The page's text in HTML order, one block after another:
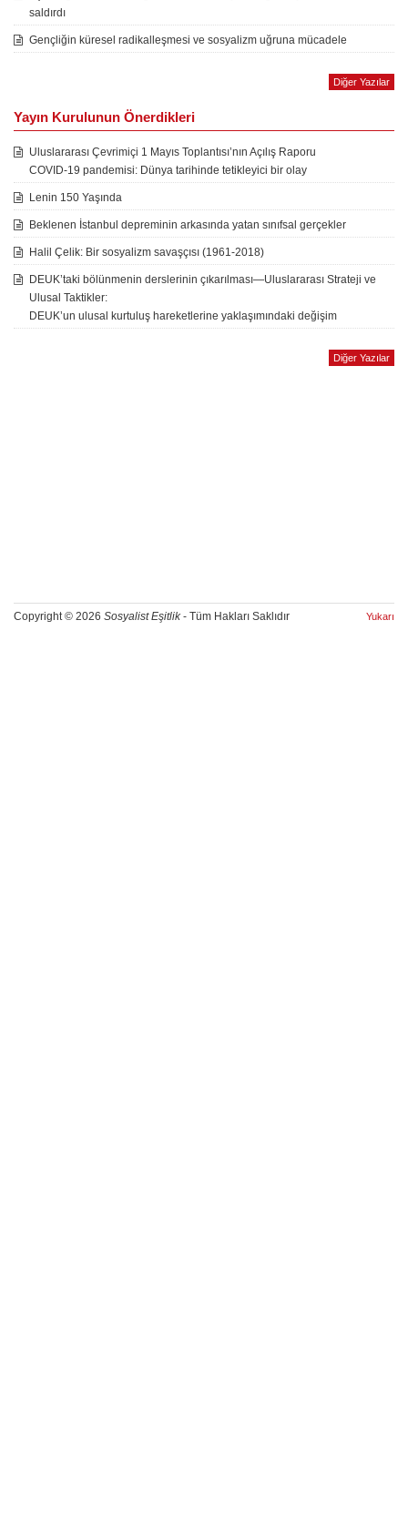
saldırdı
Gençliğin küresel radikalleşmesi ve sosyalizm uğruna mücadele
Diğer Yazılar
Yayın Kurulunun Önerdikleri
Uluslararası Çevrimiçi 1 Mayıs Toplantısı’nın Açılış Raporu
COVID-19 pandemisi: Dünya tarihinde tetikleyici bir olay
Lenin 150 Yaşında
Beklenen İstanbul depreminin arkasında yatan sınıfsal gerçekler
Halil Çelik: Bir sosyalizm savaşçısı (1961-2018)
DEUK’taki bölünmenin derslerinin çıkarılması—Uluslararası Strateji ve
Ulusal Taktikler:
DEUK’un ulusal kurtuluş hareketlerine yaklaşımındaki değişim
Diğer Yazılar
Copyright © 2026 Sosyalist Eşitlik- Tüm Hakları Saklıdır Yukarı